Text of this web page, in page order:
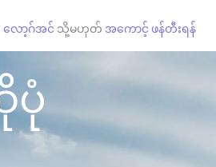
လော့ဂ်အင် သို့မဟုတ် အကောင့် ဖန်တီးရန်
ပုံ